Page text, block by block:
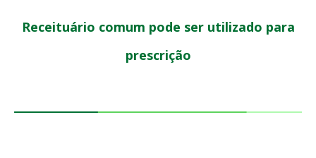
Receituário comum pode ser utilizado para
prescrição